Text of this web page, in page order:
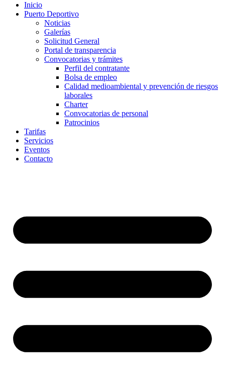
Inicio
Puerto Deportivo
Noticias
Galerías
Solicitud General
Portal de transparencia
Convocatorias y trámites
Perfil del contratante
Bolsa de empleo
Calidad medioambiental y prevención de riesgos
laborales
Charter
Convocatorias de personal
Patrocinios
Tarifas
Servicios
Eventos
Contacto